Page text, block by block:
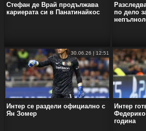
Стефан де Врай продължава
кариерата си в Панатинайкос
по дело
30.06.26 | 12:51
Интер се раздели официално с
Ян Зомер
Интер
година